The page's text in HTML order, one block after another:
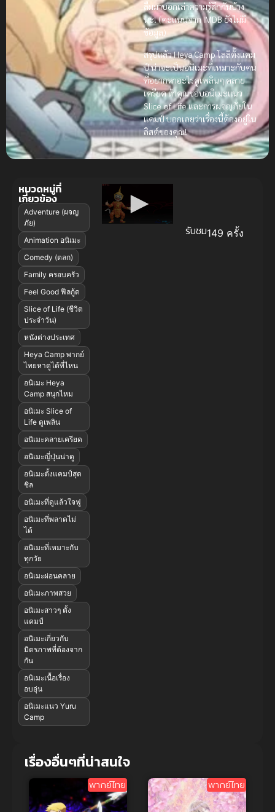
ลืมมาบอกเล่าความรู้สึกกันบ้าง
นะ! (คะแนนจาก IMDB ยังไม่มี
ข้อมูล)
สรุปแล้ว Heya Camp โลลิตั้งแคม
ป์ น่าจะเป็นอนิเมะที่เหมาะกับคน
ที่อยากหาอะไรดูเพลินๆ คลาย
เครียด ถ้าคุณชอบอนิเมะแนว
Slice of Life และการผจญภัยใน
แคมป์ บอกเลยว่าเรื่องนี้ต้องอยู่ใน
ลิสต์ของคุณ!
รับชม149 ครั้ง
หมวดหมู่ที่
เกี่ยวข้อง
Adventure (ผจญ
ภัย)
Animation อนิเมะ
Comedy (ตลก)
Family ครอบครัว
Feel Good ฟีลกู้ด
Slice of Life (ชีวิต
ประจำวัน)
หนังต่างประเทศ
Heya Camp พากย์
ไทยหาดูได้ที่ไหน
อนิเมะ Heya
Camp สนุกไหม
อนิเมะ Slice of
Life ดูเพลิน
อนิเมะคลายเครียด
อนิเมะญี่ปุ่นน่าดู
อนิเมะตั้งแคมป์สุด
ชิล
อนิเมะที่ดูแล้วใจฟู
อนิเมะที่พลาดไม่
ได้
อนิเมะที่เหมาะกับ
ทุกวัย
อนิเมะผ่อนคลาย
อนิเมะภาพสวย
อนิเมะสาวๆ ตั้ง
แคมป์
อนิเมะเกี่ยวกับ
มิตรภาพที่ต้องจาก
กัน
อนิเมะเนื้อเรื่อง
อบอุ่น
อนิเมะแนว Yuru
Camp
เรื่องอื่นๆที่น่าสนใจ
พากย์ไทย พากย์ไทย